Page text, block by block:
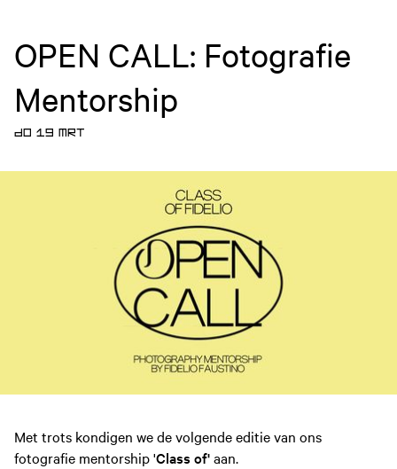
OPEN CALL: Fotografie
Mentorship
DO 19 MRT
Met trots kondigen we de volgende editie van ons
fotografie mentorship 'Class of'aan.